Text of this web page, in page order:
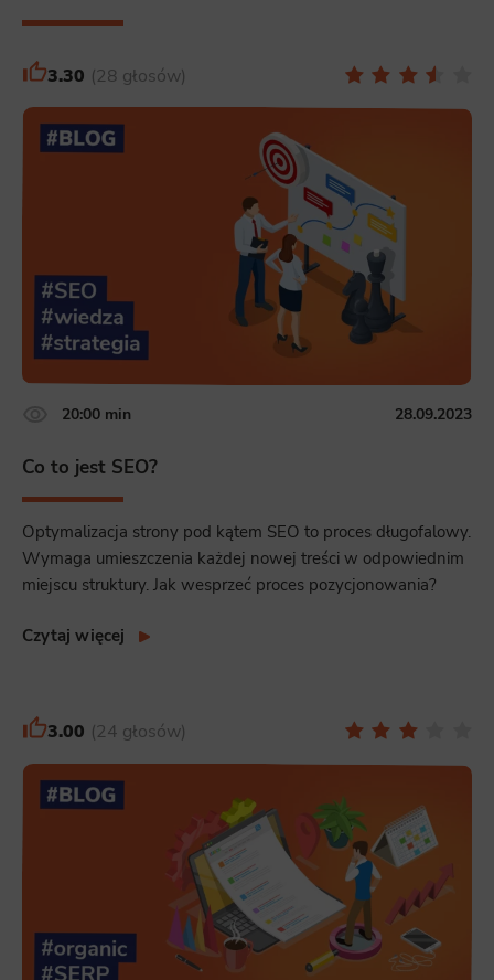
3.30 28 głosów
20:00 min 28.09.2023
Co to jest SEO?
Optymalizacja strony pod kątem SEO to proces długofalowy.
Wymaga umieszczenia każdej nowej treści w odpowiednim
miejscu struktury. Jak wesprzeć proces pozycjonowania?
Czytaj więcej
3.00 24 głosów